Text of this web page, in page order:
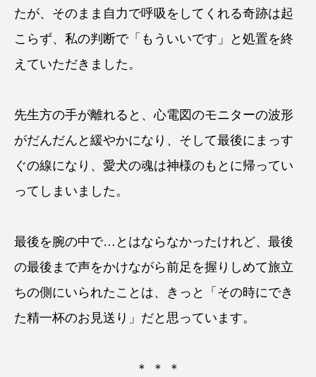
たが、そのまま自力で呼吸をしてくれる奇跡は起
こらず、私の判断で「もういいです」と処置を終
えていただきました。
先生方の手が離れると、心電図のモニターの波形
がだんだんと緩やかになり、そして最後にまっす
ぐの線になり、愛犬の魂は神様のもとに帰ってい
ってしまいました。
最後を腕の中で…とはならなかったけれど、最後
の最後まで声をかけながら前足を握りしめて旅立
ちの側にいられたことは、きっと「その時にでき
た精一杯のお見送り」だと思っています。
＊ ＊ ＊